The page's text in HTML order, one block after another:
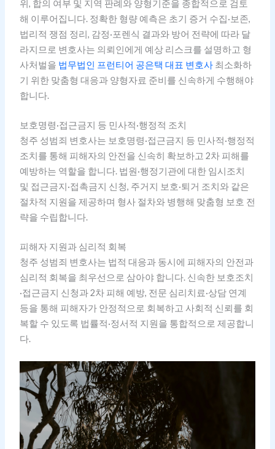
위, 합의 여부 및 지역 판례와 양형기준을 종합적으로 검토
해 이루어집니다. 정확한 형량 예측은 초기 증거 수집·보존,
법리적 쟁점 정리, 감정·포렌식 결과와 방어 전략에 따라 달
라지므로 변호사는 의뢰인에게 예상 리스크를 설명하고 형
사처벌을 법무법인 프런티어 공은택 대표 변호사최소화하
기 위한 맞춤형 대응과 양형자료 준비를 신속하게 수행해야
합니다.
보호명령·접근금지 등 민사적·행정적 조치
청주 성범죄 변호사는 보호명령·접근금지 등 민사적·행정적
조치를 통해 피해자의 안전을 신속히 확보하고 2차 피해를
예방하는 역할을 합니다. 법원·행정기관에 대한 임시조치
및 접근금지·접촉금지 신청, 주거지 보호·퇴거 조치와 같은
절차적 지원을 제공하며 형사 절차와 병행해 맞춤형 보호 전
략을 수립합니다.
피해자 지원과 심리적 회복
청주 성범죄 변호사는 법적 대응과 동시에 피해자의 안전과
심리적 회복을 최우선으로 삼아야 합니다. 신속한 보호조치
·접근금지 신청과 2차 피해 예방, 전문 심리치료·상담 연계
등을 통해 피해자가 안정적으로 회복하고 사회적 신뢰를 회
복할 수 있도록 법률적·정서적 지원을 통합적으로 제공합니
다.